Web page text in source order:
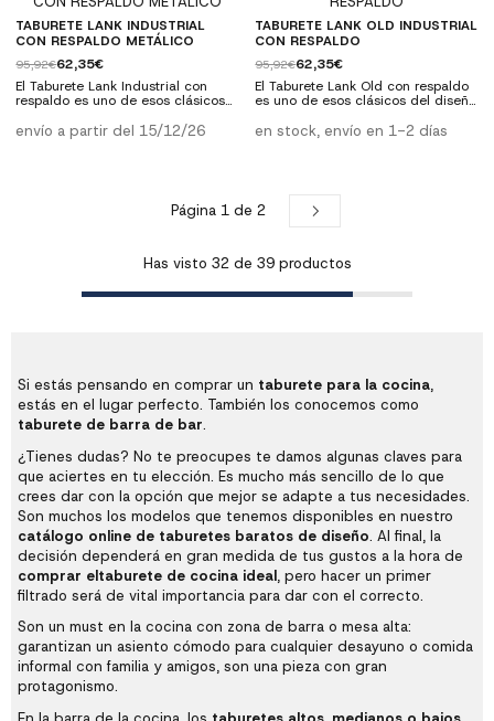
TABURETE LANK INDUSTRIAL
CON RESPALDO METÁLICO
95,92€62,35€
El Taburete Lank Industrial con
respaldo es uno de esos clásicos
de los años, mantiene su vigencia
y actualidad con más fuerza que
actualización que adorna un
diseño elegante y funcional a
envío a partir del 15/12/26
TABURETE LANK OLD INDUSTRIAL
CON RESPALDO
95,92€62,35€
El Taburete Lank Old con respaldo
es uno de esos clásicos del diseño
mantiene su vigencia y actualidad
con más fuerza que nunca. En este
diseño elegante y funcional a
partes iguales.
en stock, envío en 1-2 días
Página 1 de 2
Has visto 32de 39productos
Si estás pensando en comprar un taburete para la cocina,
estás en el lugar perfecto. También los conocemos como
taburete de barra de bar.
¿Tienes dudas? No te preocupes te damos algunas claves para
que aciertes en tu elección. Es mucho más sencillo de lo que
crees dar con la opción que mejor se adapte a tus necesidades.
Son muchos los modelos que tenemos disponibles en nuestro
catálogo online de taburetes baratos de diseño. Al final, la
decisión dependerá en gran medida de tus gustos a la hora de
comprar eltaburete de cocina ideal, pero hacer un primer
filtrado será de vital importancia para dar con el correcto.
Son un must en la cocina con zona de barra omesa alta:
garantizan un asiento cómodo para cualquier desayuno o comida
informal con familia y amigos, son una pieza con gran
protagonismo.